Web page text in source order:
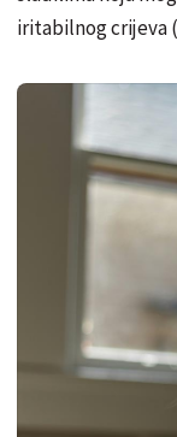
iritabilnog crijeva